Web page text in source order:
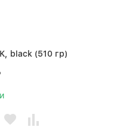
black (510 гр)